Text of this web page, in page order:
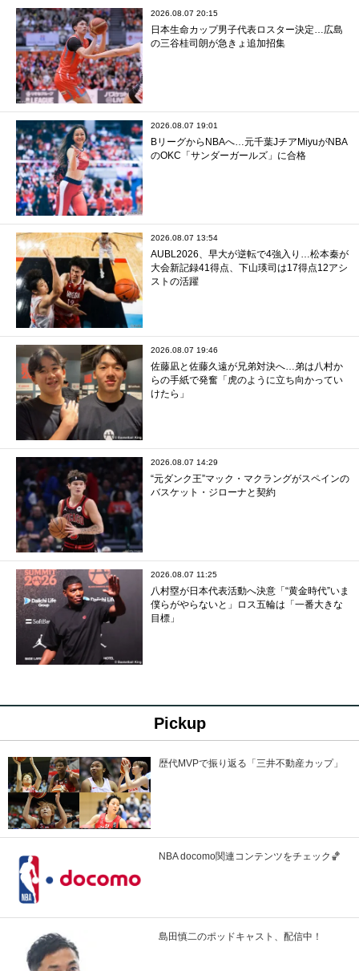
2026.08.07 20:15
日本生命カップ男子代表ロスター決定…広島
の三谷桂司朗が急きょ追加招集
2026.08.07 19:01
BリーグからNBAへ…元千葉JチアMiyuがNBA
のOKC「サンダーガールズ」に合格
2026.08.07 13:54
AUBL2026、早大が逆転で4強入り…松本秦が
大会新記録41得点、下山瑛司は17得点12アシ
ストの活躍
2026.08.07 19:46
佐藤凪と佐藤久遠が兄弟対決へ…弟は八村か
らの手紙で発奮「虎のように立ち向かってい
けたら」
2026.08.07 14:29
“元ダンク王”マック・マクラングがスペインの
バスケット・ジローナと契約
2026.08.07 11:25
八村塁が日本代表活動へ決意「“黄金時代”いま
僕らがやらないと」ロス五輪は「一番大きな
目標」
Pickup
歴代MVPで振り返る「三井不動産カップ」
NBA docomo関連コンテンツをチェック🏀
島田慎二のポッドキャスト、配信中！